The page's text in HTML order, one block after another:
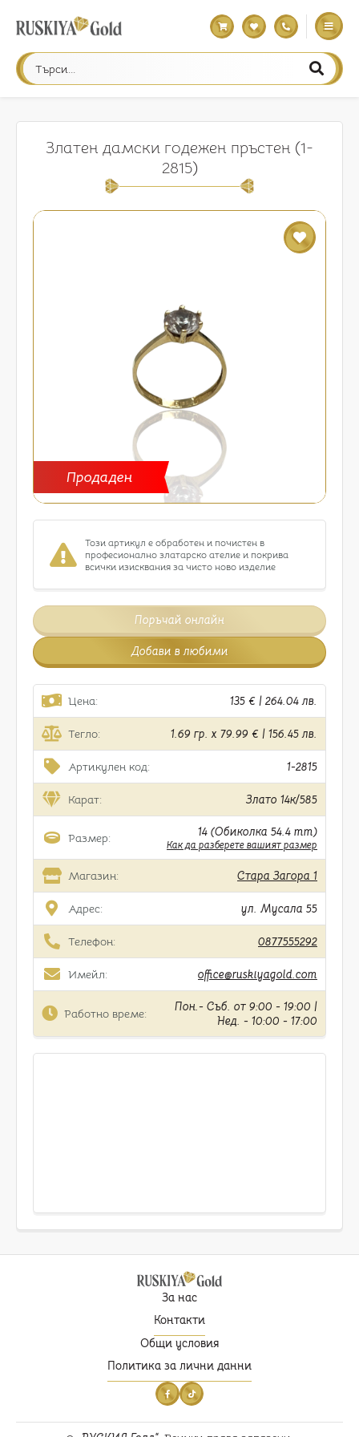
Златен дамски годежен пръстен (1-
2815)
Продаден
Този артикул е обработен и почистен в
професионално златарско ателие и покрива
всички изисквания за чисто ново изделие
Поръчай онлайн
Добави в любими
Цена: 135 € | 264.04 лв.
Тегло: 1.69 гр. x 79.99 € | 156.45 лв.
Артикулен код: 1-2815
Карат: Злато 14к/585
Размер: 14 (Обиколка 54.4 mm)
Как да разберете вашият размер
Магазин: Стара Загора 1
Адрес: ул. Мусала 55
Телефон: 0877555292
Имейл: office@ruskiyagold.com
Работно време:
Пон.- Съб. от 9:00 - 19:00 |
Нед. - 10:00 - 17:00
За нас
Контакти
Общи условия
Политика за лични данни